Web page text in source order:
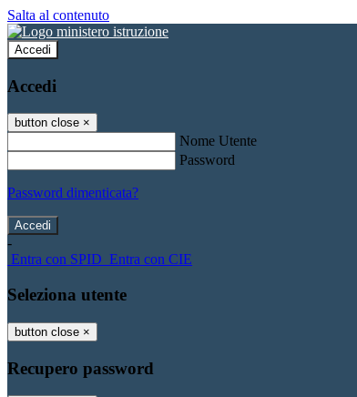
Salta al contenuto
Accedi
Accedi
button close ×
Nome Utente
Password
Password dimenticata?
-
Entra con SPID Entra con CIE
Seleziona utente
button close ×
Recupero password